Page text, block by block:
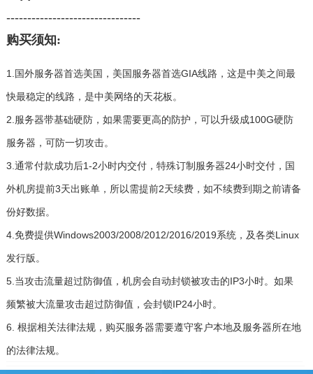
--------------------------------
购买须知:
1.国外服务器首选美国，美国服务器首选GIA线路，这是中美之间最
快最稳定的线路，是中美网络的天花板。
2.服务器带基础硬防，如果需要更高的防护，可以升级成100G硬防
服务器，可防一切攻击。
3.通常付款成功后1-2小时内交付，特殊订制服务器24小时交付，国
外机房提前3天出账单，所以需提前2天续费，如不续费到期之前请备
份好数据。
4.免费提供Windows2003/2008/2012/2016/2019系统，及各类Linux
发行版。
5.当攻击流量超过防御值，机房会自动封锁被攻击的IP3小时。如果
频繁被大流量攻击超过防御值，会封锁IP24小时。
6. 根据相关法律法规，购买服务器需要遵守客户本地及服务器所在地
的法律法规。